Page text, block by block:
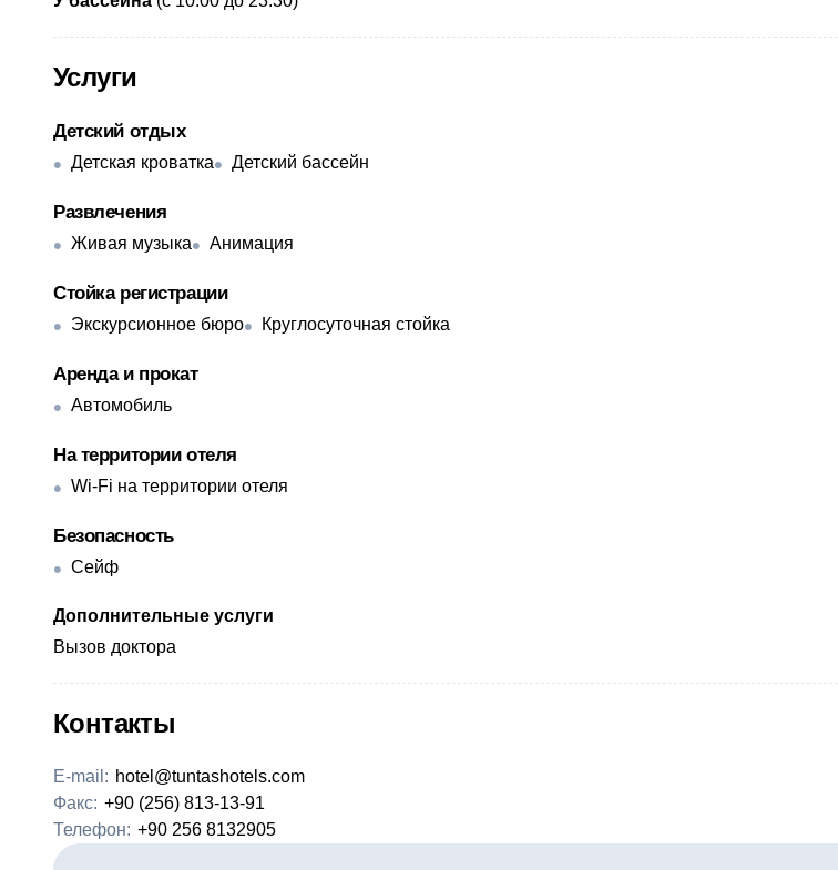
Услуги
Детский отдых
Детская кроватка Детский бассейн
Развлечения
Живая музыка Анимация
Стойка регистрации
Экскурсионное бюро Круглосуточная стойка
Аренда и прокат
Автомобиль
На территории отеля
Wi-Fi на территории отеля
Безопасность
Сейф
Дополнительные услуги
Вызов доктора
Контакты
E-mail: hotel@tuntashotels.com
Факс: +90 (256) 813-13-91
Телефон: +90 256 8132905